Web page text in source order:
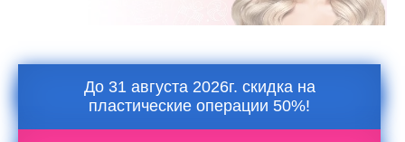
До 31 августа 2026г. скидка на
пластические операции 50%!